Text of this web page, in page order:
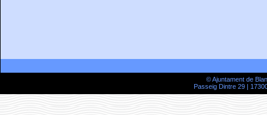
© Ajuntament de
Passeig Dintre 29 |